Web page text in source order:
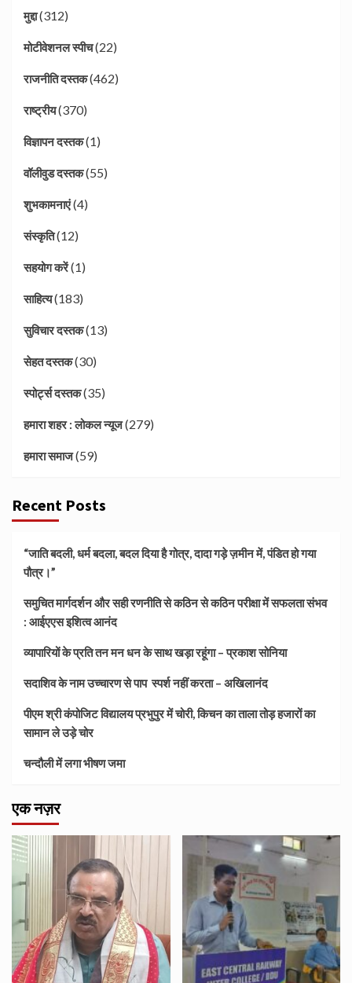
मुद्दा(312)
मोटीवेशनल स्पीच(22)
राजनीति दस्तक(462)
राष्ट्रीय(370)
विज्ञापन दस्तक(1)
वॉलीवुड दस्तक(55)
शुभकामनाएं(4)
संस्कृति(12)
सहयोग करें(1)
साहित्य(183)
सुविचार दस्तक(13)
सेहत दस्तक(30)
स्पोर्ट्स दस्तक(35)
हमारा शहर : लोकल न्यूज(279)
हमारा समाज(59)
Recent Posts
“जाति बदली, धर्म बदला, बदल दिया है गोत्र, दादा गड़े ज़मीन में, पंडित हो गया
पौत्र।”
समुचित मार्गदर्शन और सही रणनीति से कठिन से कठिन परीक्षा में सफलता संभव
: आईएएस इशित्व आनंद
व्यापारियों के प्रति तन मन धन के साथ खड़ा रहूंगा – प्रकाश सोनिया
सदाशिव के नाम उच्चारण से पाप स्पर्श नहीं करता – अखिलानंद
पीएम श्री कंपोजिट विद्यालय प्रभुपुर में चोरी, किचन का ताला तोड़ हजारों का
सामान ले उड़े चोर
चन्दौली में लगा भीषण जमा
एक नज़र